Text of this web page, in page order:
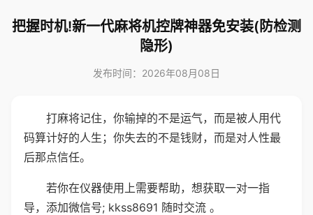
把握时机!新一代麻将机控牌神器免安装(防检测
隐形)
发布时间：2026年08月08日
打麻将记住，你输掉的不是运气，而是被人用代
码算计好的人生；你失去的不是钱财，而是对人性最
后那点信任。
若你在仪器使用上需要帮助，想获取一对一指
导，添加微信号; kkss8691 随时交流 。